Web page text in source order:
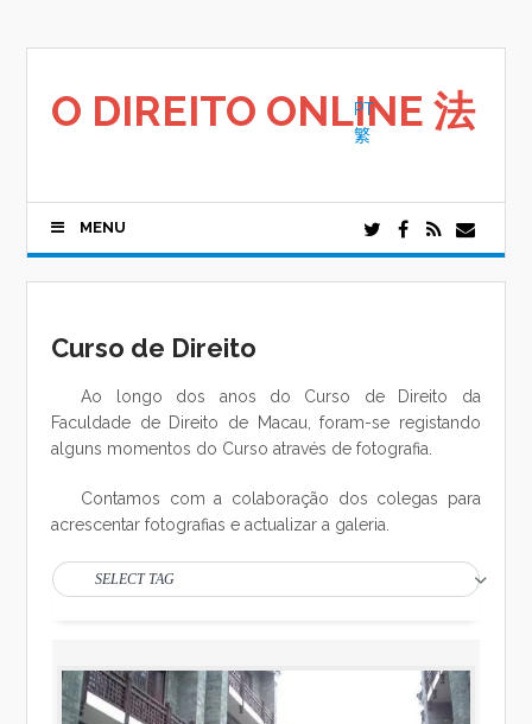
O DIREITO ONLINE 法
PT
繁
MENU
Curso de Direito
Ao longo dos anos do Curso de Direito da
Faculdade de Direito de Macau, foram-se registando
alguns momentos do Curso através de fotografia.
Contamos com a colaboração dos colegas para
acrescentar fotografias e actualizar a galeria.
SELECT TAG